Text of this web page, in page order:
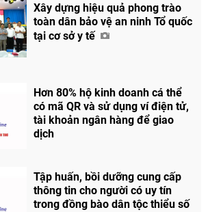
Xây dựng hiệu quả phong trào
toàn dân bảo vệ an ninh Tổ quốc
tại cơ sở y tế
Hơn 80% hộ kinh doanh cá thể
có mã QR và sử dụng ví điện tử,
tài khoản ngân hàng để giao
dịch
Tập huấn, bồi dưỡng cung cấp
thông tin cho người có uy tín
trong đồng bào dân tộc thiểu số